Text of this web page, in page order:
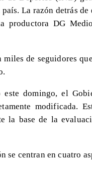
La razón detrás de
productora DG
de seguidores
domingo, el
modificada.
la base de la
se centran en cuatro